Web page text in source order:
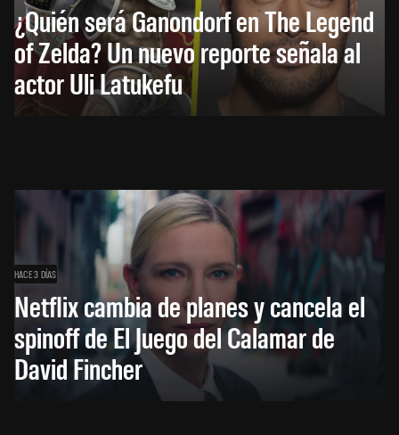
¿Quién será Ganondorf en The Legend
of Zelda? Un nuevo reporte señala al
actor Uli Latukefu
HACE 3 DÍAS
Netflix cambia de planes y cancela el
spinoff de El Juego del Calamar de
David Fincher